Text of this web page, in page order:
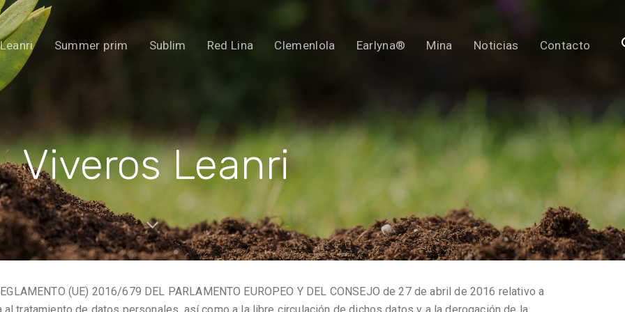
Leanri Summer prim Sublim Red Lina Clemenlola Earlyna® Mina Noticias Contacto
Viveros Leanri
(UE) 2016/679 DEL PARLAMENTO EUROPEO Y DEL CONSEJO de 27 de abril de 2016 relativo a